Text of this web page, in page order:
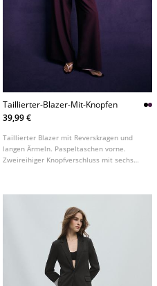
Taillierter-Blazer-Mit-Knopfen
39,99 €
Taillierter Blazer mit Reverskragen und
langen Ärmeln. Paspeltaschen vorne.
Zweireihiger Knopfverschluss mit sechs